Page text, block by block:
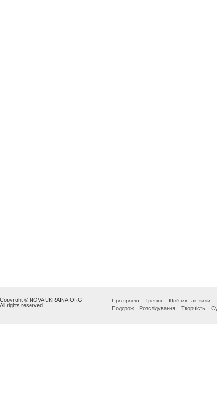
Copyright © NOVA UKRAINA.ORG
All rights reserved.
Про проект Тренінг Щоб ми так жили
Подорож
Розслідування Творчість